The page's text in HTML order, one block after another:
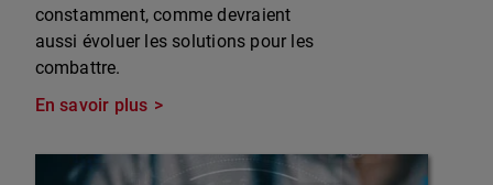
constamment, comme devraient
aussi évoluer les solutions pour les
combattre.
En savoir plus